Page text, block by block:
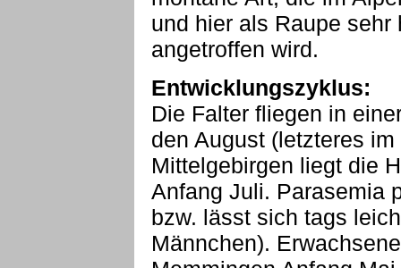
und hier als Raupe
angetroffen wird.
Entwicklungszyklus:
Die Falter fliegen in
den August (letzteres
Mittelgebirgen liegt die
Anfang Juli. Parasemia
bzw. lässt sich tags
Männchen).